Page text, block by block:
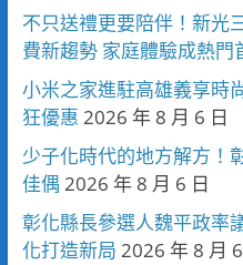
不只送禮更要陪伴！新光
費新趨勢 家庭體驗成熱門
小米之家進駐高雄義享
狂優惠 2026 年 8 月 6 日
少子化時代的地方解方！
佳偶 2026 年 8 月 6 日
彰化縣長參選人魏平政
化打造新局 2026 年 8 月